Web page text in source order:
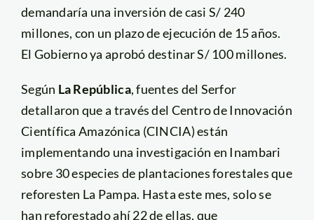
demandaría una inversión de casi S/ 240
millones, con un plazo de ejecución de 15 años.
El Gobierno ya aprobó destinar S/ 100 millones.
Según La República, fuentes del Serfor
detallaron que a través del Centro de Innovación
Científica Amazónica (CINCIA) están
implementando una investigación en Inambari
sobre 30 especies de plantaciones forestales que
reforesten La Pampa. Hasta este mes, solo se
han reforestado ahí 22 de ellas, que